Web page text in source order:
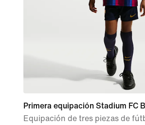
Primera equipación Stadium FC
Equipación de tres piezas de